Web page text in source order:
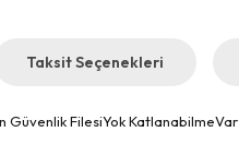
Taksit Seçenekleri
Güvenlik FilesiYok KatlanabilmeVar